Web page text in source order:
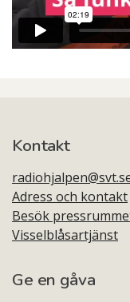
Kontakt
Adress och kontakt
Besök
Visselblåsartjänst
Ge en gåva